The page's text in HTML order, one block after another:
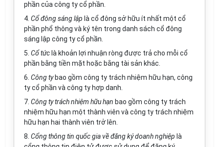
phần của công ty cổ phần.
4. Cổ đông sáng lập là cổ đông sở hữu ít nhất một cổ
phần phổ thông và ký tên trong danh sách cổ đông
sáng lập công ty cổ phần.
5. Cổ tức là khoản lợi nhuận ròng được trả cho mỗi cổ
phần bằng tiền mặt hoặc bằng tài sản khác.
6. Công tybao gồm công ty trách nhiệm hữu hạn, công
ty cổ phần và công ty hợp danh.
7. Công ty trách nhiệm hữu hạn bao gồm công ty trách
nhiệm hữu hạn một thành viên và công ty trách nhiệm
hữu hạn hai thành viên trở lên.
8. Cổng thông tin quốc giavề đăng ký doanh nghiệp là